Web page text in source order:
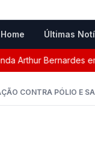
Home Últimas
Bernardes em
CONTRA PÓLIO E